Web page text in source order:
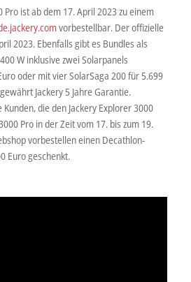
Pro ist ab dem 17. April 2023 zu einem
vorbestellbar. Der offizielle
2023. Ebenfalls gibt es Bundles als
W inklusive zwei Solarpanels
oder mit vier SolarSaga 200 für 5.699
Jackery 5 Jahre Garantie.
die den Jackery Explorer 3000
Pro in der Zeit vom 17. bis zum 19.
vorbestellen einen Decathlon-
Euro geschenkt.